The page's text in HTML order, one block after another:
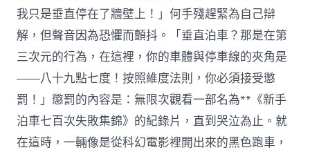
我只是垂直停在了牆壁上！」何手殘趕緊為自己辯
解，但聲音因為恐懼而顫抖。「垂直泊車？那是在第
三次元的行為，在這裡，你的車體與停車線的夾角是
——八十九點七度！按照維度法則，你必須接受懲
罰！」懲罰的內容是：無限次觀看一部名為**《新手
泊車七百次失敗集錦》的紀錄片，直到哭泣為止。就
在這時，一輛像是從科幻電影裡開出來的黑色跑車，